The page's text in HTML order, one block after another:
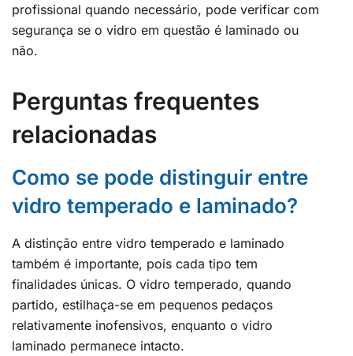
profissional quando necessário, pode verificar com
segurança se o vidro em questão é laminado ou
não.
Perguntas frequentes
relacionadas
Como se pode distinguir entre
vidro temperado e laminado?
A distinção entre vidro temperado e laminado
também é importante, pois cada tipo tem
finalidades únicas. O vidro temperado, quando
partido, estilhaça-se em pequenos pedaços
relativamente inofensivos, enquanto o vidro
laminado permanece intacto.